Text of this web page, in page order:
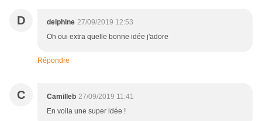
D delphine 27/09/2019 12:53
Oh oui extra quelle bonne idée j'adore
Répondre
C Camilleb 27/09/2019 11:41
En voila une super idée !